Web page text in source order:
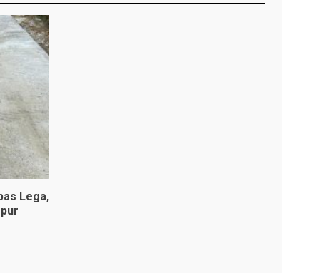
Lega,